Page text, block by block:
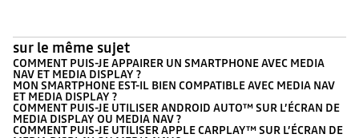
sur le même sujet
COMMENT PUIS-JE APPAIRER UN SMARTPHONE AVEC MEDIA
NAV ET MEDIA DISPLAY ?
MON SMARTPHONE EST-IL BIEN COMPATIBLE AVEC MEDIA NAV
ET MEDIA DISPLAY ?
COMMENT PUIS-JE UTILISER ANDROID AUTO™ SUR L’ÉCRAN DE
MEDIA DISPLAY OU MEDIA NAV ?
COMMENT PUIS-JE UTILISER APPLE CARPLAY™ SUR L’ÉCRAN DE